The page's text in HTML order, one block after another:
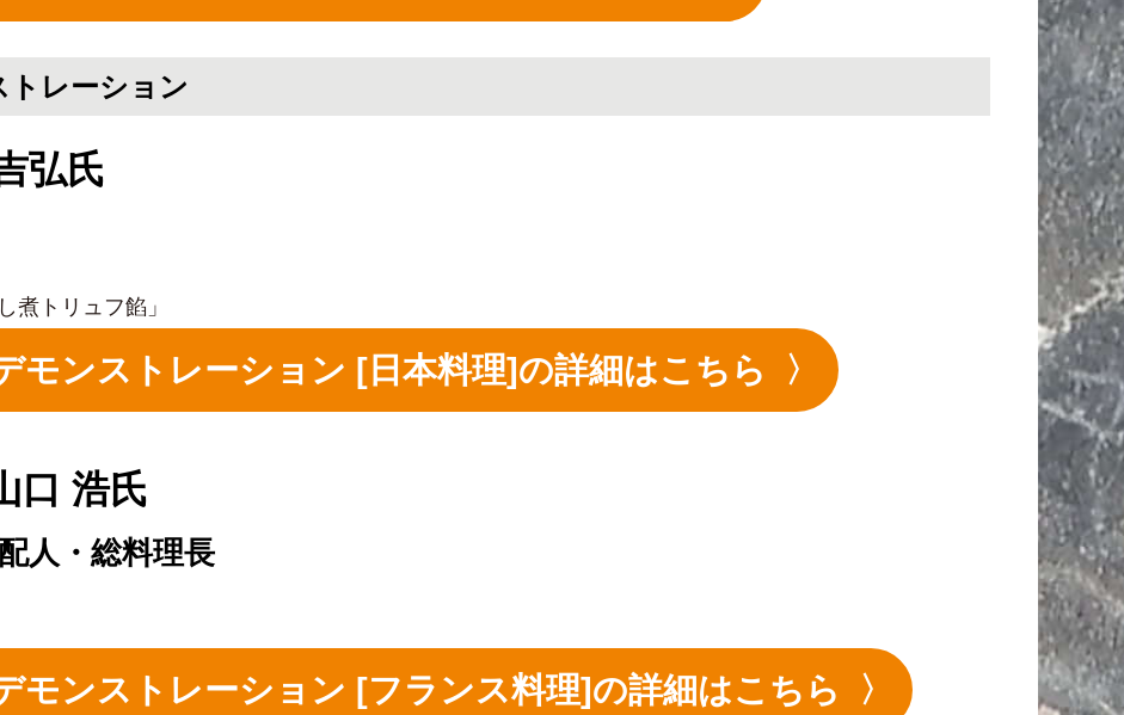
レーション
弘氏
煮トリュフ餡」
モンストレーション [日本料理]の詳細はこちら
口 浩氏
人・総料理長
モンストレーション [フランス料理]の詳細はこちら